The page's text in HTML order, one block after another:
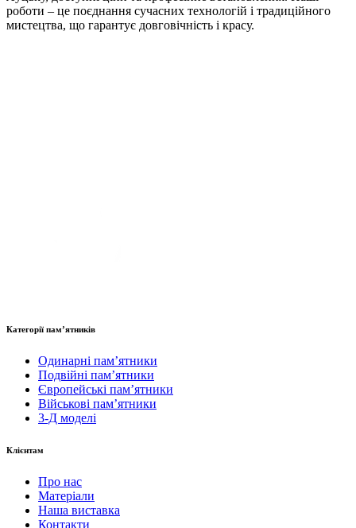
роботи – це поєднання сучасних технологій і традиційного
мистецтва, що гарантує довговічність і красу.
Категорії пам’ятників
Одинарні пам’ятники
Подвійні пам’ятники
Європейські пам’ятники
Військові пам’ятники
3-Д моделі
Клієнтам
Про нас
Матеріали
Наша виставка
Контакти